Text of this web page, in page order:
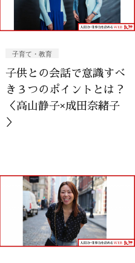
子育て・教育
子供との会話で意識すべ
き３つのポイントとは？
＜高山静子×成田奈緒子
＞